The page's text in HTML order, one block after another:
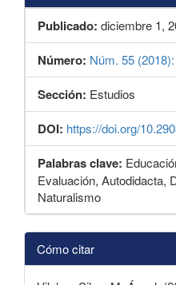
Publicado: diciembre 1,
Número: Núm. 55
Sección: Estudios
DOI: https://doi.org/
Palabras clave:
Evaluación, Autodidacta,
Naturalismo
Detalles
del
artículo
Cómo citar